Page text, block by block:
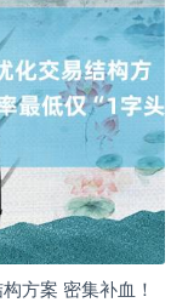
+2.13%
+1.02%
方案 密集补血！